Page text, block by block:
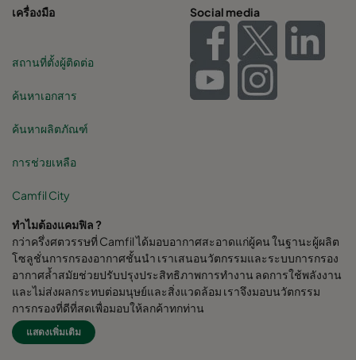
เครื่องมือ
สถานที่ตั้งผู้ติดต่อ
ค้นหาเอกสาร
ค้นหาผลิตภัณฑ์
การช่วยเหลือ
Camfil City
Social media
ทำไมต้องแคมฟิล ?
กว่าครึ่งศตวรรษที่ Camfil ได้มอบอากาศสะอาดแก่ผู้คน ในฐานะผู้ผลิต
โซลูชั่นการกรองอากาศชั้นนำ เราเสนอนวัตกรรมและระบบการกรอง
อากาศล้ำสมัยช่วยปรับปรุงประสิทธิภาพการทำงาน ลดการใช้พลังงาน
และไม่ส่งผลกระทบต่อมนุษย์และสิ่งแวดล้อม เราจึงมอบนวัตกรรม
การกรองที่ดีที่สุดเพื่อมอบให้ลูกค้าทุกท่าน
Camfil Group สำนักงานใหญ่ตั้งอยู่ใน Stockholm, Sweden มี
แสดงเพิ่มเติม